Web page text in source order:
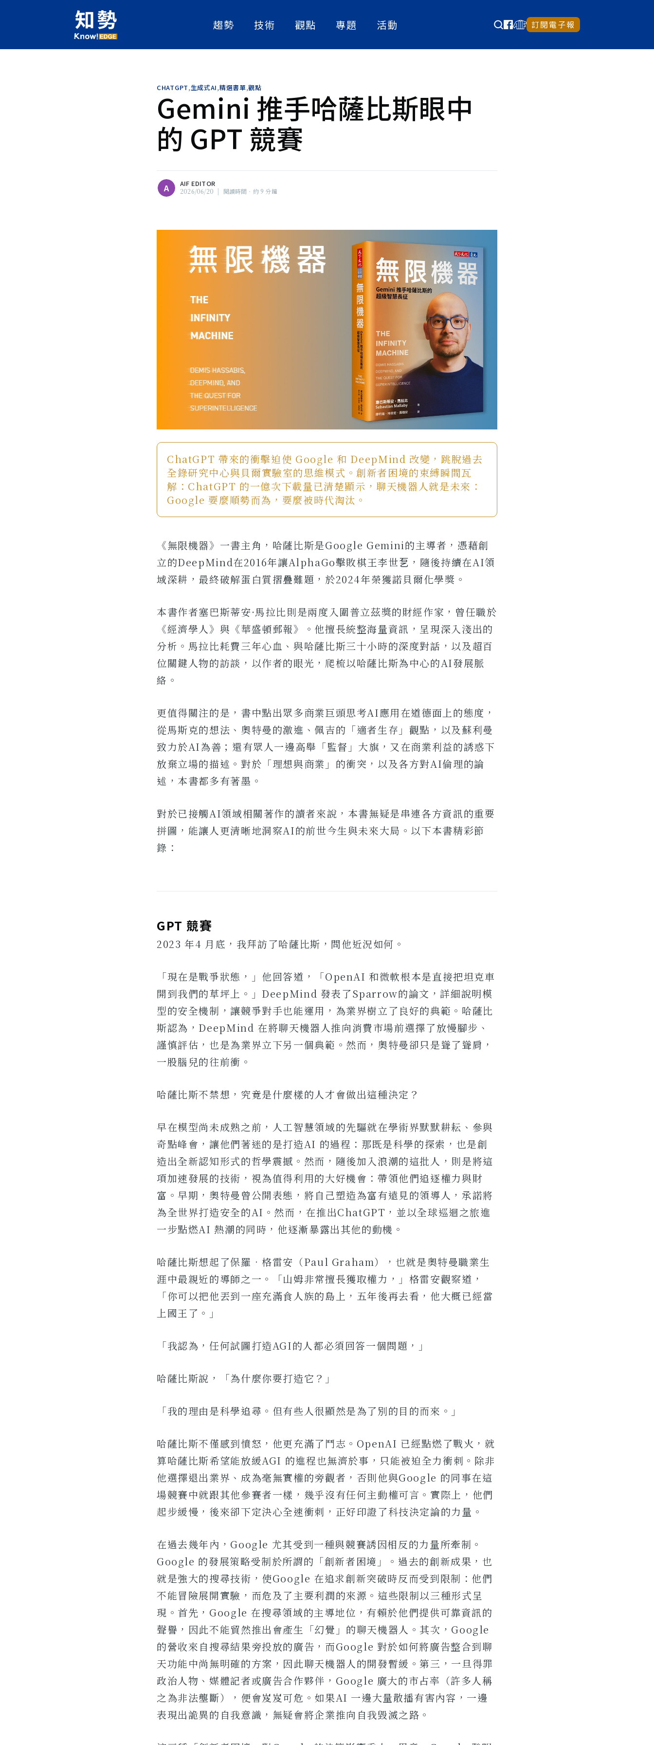
趨勢
人工智慧
資訊安全
技術
實作解析
觀點
人物訪談
策略觀點
NExT Forum
專題 活動 訂閱電子報
CHATGPT,生成式AI,精選書單,觀點
Gemini 推手哈薩比斯眼中
的 GPT 競賽
財團法人人工智慧科技基金會（AIF）深化
產官學與跨產業的經驗資源連結，以人工智
慧做為切入點，協助產業培育人才、掌握關
鍵技術，並進一步落實到企業應用端，創造
新的商機與價值。AIF透過文章分享基金會
最新消息及技術新知，期待為台灣產業注入
A AIF EDITOR
2026/06/20 | 閱讀時間‧約 9 分鐘
ChatGPT 帶來的衝擊迫使 Google 和 DeepMind 改變，跳脫過去
全錄研究中心與貝爾實驗室的思維模式。創新者困境的束縛瞬間瓦
解：ChatGPT 的一億次下載量已清楚顯示，聊天機器人就是未來：
Google 要麼順勢而為，要麼被時代淘汰。
《無限機器》一書主角，哈薩比斯是Google Gemini的主導者，憑藉創
立的DeepMind在2016年讓AlphaGo擊敗棋王李世乭，隨後持續在AI領
域深耕，最終破解蛋白質摺疊難題，於2024年榮獲諾貝爾化學獎。
本書作者塞巴斯蒂安·馬拉比則是兩度入圍普立茲獎的財經作家，曾任職於
《經濟學人》與《華盛頓郵報》。他擅長統整海量資訊，呈現深入淺出的
分析。馬拉比耗費三年心血、與哈薩比斯三十小時的深度對話，以及超百
位關鍵人物的訪談，以作者的眼光，爬梳以哈薩比斯為中心的AI發展脈
絡。
更值得關注的是，書中點出眾多商業巨頭思考AI應用在道德面上的態度，
從馬斯克的想法、奧特曼的激進、佩吉的「適者生存」觀點，以及蘇利曼
致力於AI為善；還有眾人一邊高舉「監督」大旗，又在商業利益的誘惑下
放棄立場的描述。對於「理想與商業」的衝突，以及各方對AI倫理的論
述，本書都多有著墨。
對於已接觸AI領域相關著作的讀者來說，本書無疑是串連各方資訊的重要
拼圖，能讓人更清晰地洞察AI的前世今生與未來大局。以下本書精彩節
錄：
GPT 競賽
2023 年4 月底，我拜訪了哈薩比斯，問他近況如何。
「現在是戰爭狀態，」他回答道，「OpenAI 和微軟根本是直接把坦克車
開到我們的草坪上。」DeepMind 發表了Sparrow的論文，詳細說明模
型的安全機制，讓競爭對手也能運用，為業界樹立了良好的典範。哈薩比
斯認為，DeepMind 在將聊天機器人推向消費市場前選擇了放慢腳步、
謹慎評估，也是為業界立下另一個典範。然而，奧特曼卻只是聳了聳肩，
一股腦兒的往前衝。
哈薩比斯不禁想，究竟是什麼樣的人才會做出這種決定？
早在模型尚未成熟之前，人工智慧領域的先驅就在學術界默默耕耘、參與
奇點峰會，讓他們著迷的是打造AI 的過程：那既是科學的探索，也是創
造出全新認知形式的哲學震撼。然而，隨後加入浪潮的這批人，則是將這
項加速發展的技術，視為值得利用的大好機會：帶領他們追逐權力與財
富。早期，奧特曼曾公開表態，將自己塑造為富有遠見的領導人，承諾將
為全世界打造安全的AI。然而，在推出ChatGPT，並以全球巡迴之旅進
一步點燃AI 熱潮的同時，他逐漸暴露出其他的動機。
哈薩比斯想起了保羅．格雷安（Paul Graham），也就是奧特曼職業生
涯中最親近的導師之一。「山姆非常擅長獲取權力，」格雷安觀察道，
「你可以把他丟到一座充滿食人族的島上，五年後再去看，他大概已經當
上國王了。」
「我認為，任何試圖打造AGI的人都必須回答一個問題，」
哈薩比斯說，「為什麼你要打造它？」
「我的理由是科學追尋。但有些人很顯然是為了別的目的而來。」
哈薩比斯不僅感到憤怒，他更充滿了鬥志。OpenAI 已經點燃了戰火，就
算哈薩比斯希望能放緩AGI 的進程也無濟於事，只能被迫全力衝刺。除非
他選擇退出業界、成為毫無實權的旁觀者，否則他與Google 的同事在這
場競賽中就跟其他參賽者一樣，幾乎沒有任何主動權可言。實際上，他們
起步緩慢，後來卻下定決心全速衝刺，正好印證了科技決定論的力量。
在過去幾年內，Google 尤其受到一種與競賽誘因相反的力量所牽制。
Google 的發展策略受制於所謂的「創新者困境」。過去的創新成果，也
就是強大的搜尋技術，使Google 在追求創新突破時反而受到限制：他們
不能冒險展開實驗，而危及了主要利潤的來源。這些限制以三種形式呈
現。首先，Google 在搜尋領域的主導地位，有賴於他們提供可靠資訊的
聲譽，因此不能貿然推出會產生「幻覺」的聊天機器人。其次，Google
的營收來自搜尋結果旁投放的廣告，而Google 對於如何將廣告整合到聊
天功能中尚無明確的方案，因此聊天機器人的開發暫緩。第三，一旦得罪
政治人物、媒體記者或廣告合作夥伴，Google 廣大的市占率（許多人稱
之為非法壟斷），便會岌岌可危。如果AI 一邊大量散播有害內容，一邊
表現出詭異的自我意識，無疑會將企業推向自我毀滅之路。